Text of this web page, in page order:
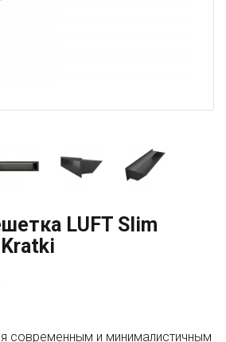
LUFT Slim
современным и минималистичным